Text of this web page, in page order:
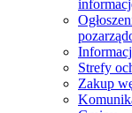
Strefy
Zakup